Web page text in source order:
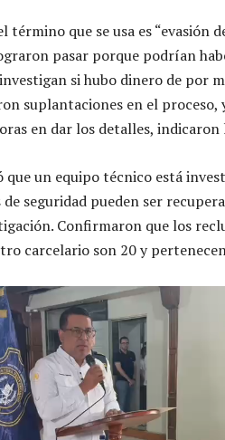
término que se usa es “evasión
pasar porque podrían
si hubo dinero de por
suplantaciones en el proceso,
en dar los detalles, indicaron
un equipo técnico está
de seguridad pueden ser
Confirmaron que los
carcelario son 20 y